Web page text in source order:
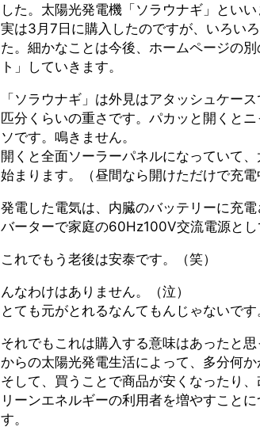
した。太陽光発電機「ソラウナギ」といい
実は3月7日に購入したのですが、いろい
た。細かなことは今後、ホームページの
ト」していきます。
「ソラウナギ」は外見はアタッシュケー
匹分くらいの重さです。パカッと開くと
ソです。鳴きません。
開くと全面ソーラーパネルになっていて
始まります。（昼間なら開けただけで充電
発電した電気は、内臓のバッテリーに充
バーターで家庭の60Hz100V交流電源とし
これでもう老後は安泰です。（笑）
んなわけはありません。（泣）
とても元がとれるなんてもんじゃないです
それでもこれは購入する意味はあったと
からの太陽光発電生活によって、多分何か
そして、買うことで商品が安くなったり
リーンエネルギーの利用者を増やすこと
す。